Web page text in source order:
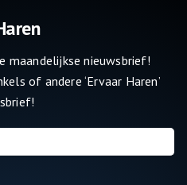
nieuwsbrief!
of andere ‘Ervaar Haren’